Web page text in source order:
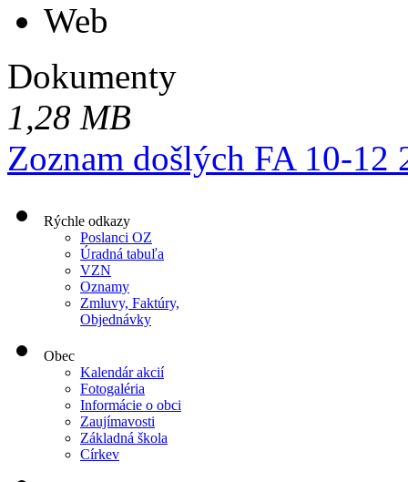
Web
Dokumenty
1,28 MB
Zoznam došlých FA 10-12
Rýchle odkazy
Poslanci OZ
Úradná tabuľa
VZN
Oznamy
Zmluvy, Faktúry,
Objednávky
Obec
Kalendár akcií
Fotogaléria
Informácie o obci
Zaujímavosti
Základná škola
Církev